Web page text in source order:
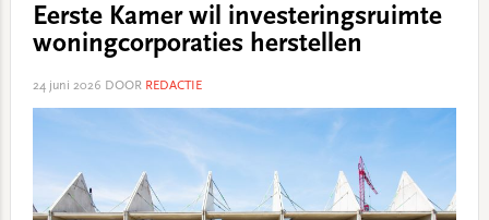
Eerste Kamer wil investeringsruimte
woningcorporaties herstellen
24 juni 2026 DOOR REDACTIE